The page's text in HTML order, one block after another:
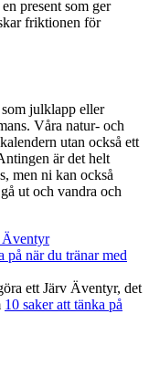
present som ger
friktionen för
julklapp eller
Våra natur- och
utan också ett
är det helt
men ni kan också
ut och vandra och
Äventyr
på när du tränar med
ett Järv Äventyr, det
10 saker att tänka på